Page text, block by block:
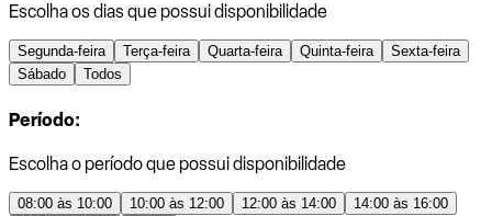
Escolha os dias que possui disponibilidade
Segunda-feira Terça-feira Quarta-feira Quinta-feira
Sexta-feira
Sábado
Todos
Período:
Escolha o período que possui disponibilidade
08:00 às 10:00 10:00 às 12:00 12:00 às 14:00
14:00 às 16:00